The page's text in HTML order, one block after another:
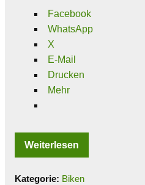
Facebook
WhatsApp
X
E-Mail
Drucken
Mehr
Weiterlesen
Kategorie: Biken